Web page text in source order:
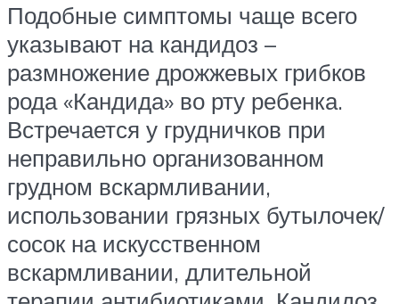
Подобные симптомы чаще всего
указывают на кандидоз –
размножение дрожжевых грибков
рода «Кандида» во рту ребенка.
Встречается у грудничков при
неправильно организованном
грудном вскармливании,
использовании грязных бутылочек/
сосок на искусственном
вскармливании, длительной